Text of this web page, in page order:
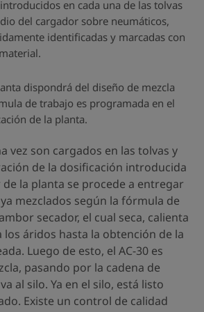
en cada una de las tolvas
del cargador sobre neumáticos,
identificadas y marcadas con
dispondrá del diseño de mezcla
de trabajo es programada en el
de la planta.
vez son cargados en las tolvas y
de la dosificación introducida
la planta se procede a entregar
mezclados según la fórmula de
secador, el cual seca, calienta
áridos hasta la obtención de la
Luego de esto, el AC-30 es
pasando por la cadena de
al silo. Ya en el silo, está listo
Existe un control de calidad